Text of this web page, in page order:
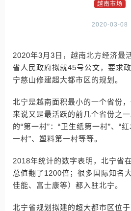
越南市场
2020-03-08
2020年3月3日，越南北方经济最
省人民政府拟就45号公文，要求
宁慈山修建超大都市区的规划。
北宁是越南面积最小的一个省份
来说又是最活跃的前几个省份之
的“第一村”：“卫生纸第一村”、“
一村”、塑料第一村等等。
2018年统计的数字表明，北宁省
总值翻了1200倍；很多国际知名
佳能、富士康等）都入驻北宁。
北宁省规划拟建的超大都市区位